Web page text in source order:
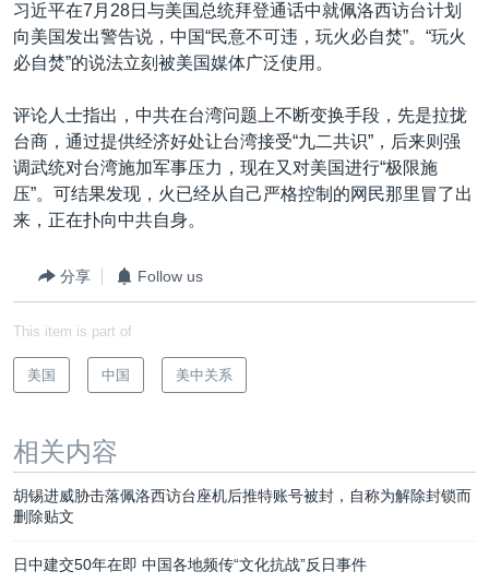
习近平在7月28日与美国总统拜登通话中就佩洛西访台计划
向美国发出警告说，中国“民意不可违，玩火必自焚”。“玩火
必自焚”的说法立刻被美国媒体广泛使用。
评论人士指出，中共在台湾问题上不断变换手段，先是拉拢
台商，通过提供经济好处让台湾接受“九二共识”，后来则强
调武统对台湾施加军事压力，现在又对美国进行“极限施
压”。可结果发现，火已经从自己严格控制的网民那里冒了出
来，正在扑向中共自身。
分享 Follow us
This item is part of
美国 中国 美中关系
相关内容
胡锡进威胁击落佩洛西访台座机后推特账号被封，自称为解除封锁而
删除贴文
日中建交50年在即 中国各地频传“文化抗战”反日事件